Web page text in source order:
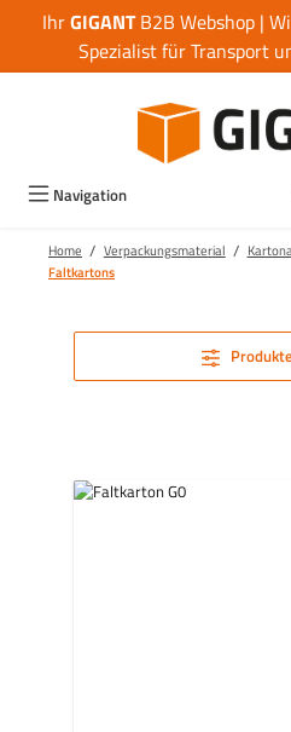
Zum Hauptinhalt springen
IhrGIGANTB2B Webshop |
Spezialist für Transport
Navigation
Home / Verpackungsmaterial /
Faltkartons